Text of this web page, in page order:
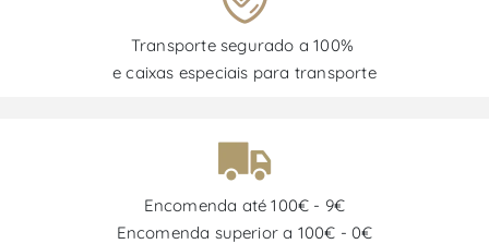
Transporte segurado a 100%
e caixas especiais para transporte
Encomenda até 100€ - 9€
Encomenda superior a 100€ - 0€